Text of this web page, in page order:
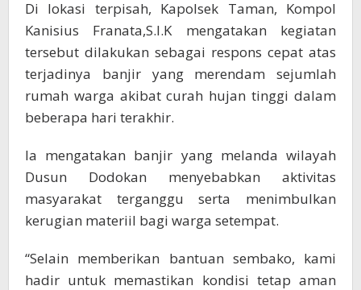
Di lokasi terpisah, Kapolsek Taman, Kompol
Kanisius Franata,S.I.K mengatakan kegiatan
tersebut dilakukan sebagai respons cepat atas
terjadinya banjir yang merendam sejumlah
rumah warga akibat curah hujan tinggi dalam
beberapa hari terakhir.
Ia mengatakan banjir yang melanda wilayah
Dusun Dodokan menyebabkan aktivitas
masyarakat terganggu serta menimbulkan
kerugian materiil bagi warga setempat.
“Selain memberikan bantuan sembako, kami
hadir untuk memastikan kondisi tetap aman